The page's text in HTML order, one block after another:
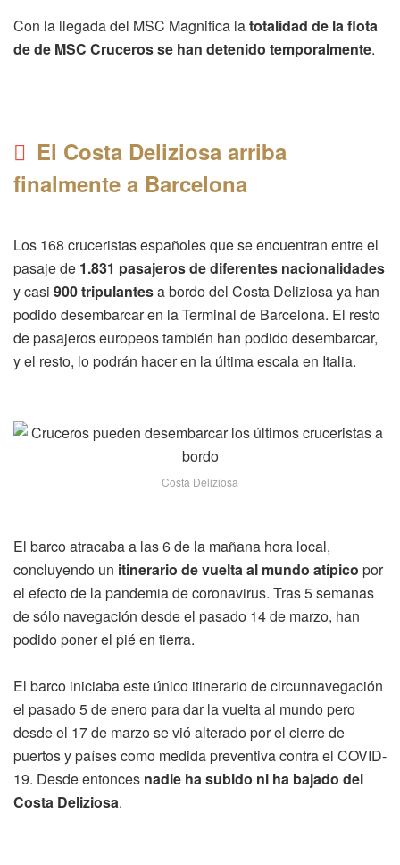
Con la llegada del MSC Magnifica latotalidad de la flota
de de MSC Cruceros se han detenido temporalmente.
El Costa Deliziosa arriba
finalmente a Barcelona
Los 168 cruceristas españoles que se encuentran entre el
pasaje de 1.831 pasajeros de diferentes nacionalidades
y casi 900 tripulantesa bordo del Costa Deliziosa ya han
podido desembarcar en la Terminal de Barcelona. El resto
de pasajeros europeos también han podido desembarcar,
y el resto, lo podrán hacer en la última escala en Italia.
Costa Deliziosa
El barco atracaba a las 6 de la mañana hora local,
concluyendo un itinerario de vuelta al mundo atípico por
el efecto de la pandemia de coronavirus. Tras 5 semanas
de sólo navegación desde el pasado 14 de marzo, han
podido poner el pié en tierra.
El barco iniciaba este único itinerario de circunnavegación
el pasado 5 de enero para dar la vuelta al mundo pero
desde el 17 de marzo se vió alterado por el cierre de
puertos y países como medida preventiva contra el COVID-
19. Desde entonces nadie ha subido ni ha bajado del
Costa Deliziosa.